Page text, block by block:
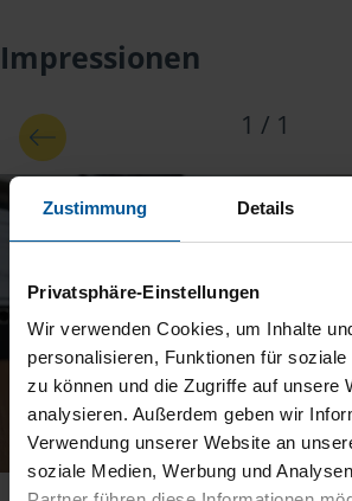
Zustimmung Details
Privatsphäre-Einstellungen
Wir verwenden Cookies, um Inhalte
personalisieren, Funktionen für soziale
zu können und die Zugriffe auf unsere
analysieren. Außerdem geben wir
Verwendung unserer Website an
soziale Medien, Werbung und
Impressionen
1 / 1